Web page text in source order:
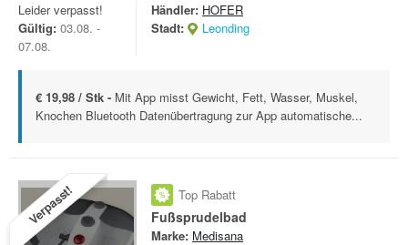
Leider verpasst!
Gültig: 03.08. -
07.08.
Händler: HOFER
Stadt:
Leonding
€ 19,98 / Stk - Mit App misst Gewicht, Fett, Wasser, Muskel,
Knochen Bluetooth Datenübertragung zur App automatische...
Verpasst! Top Rabatt
Fußsprudelbad
Marke: Medisana